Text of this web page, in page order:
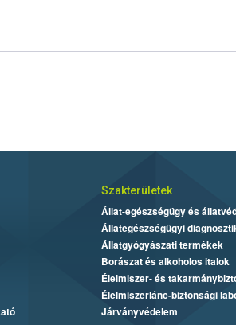
Szakterületek
Állat-egészségügy és
Állategészségügyi
Állatgyógyászati termékek
Borászat és alkoholos italok
Élelmiszer- és
Élelmiszerlánc-biztonsági
Járványvédelem